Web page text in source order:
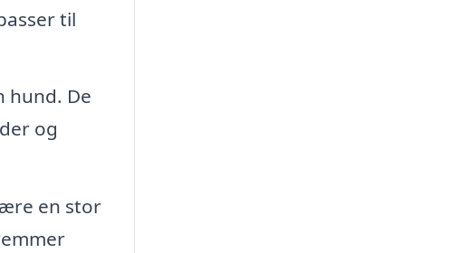
til
hund. De
og
en stor